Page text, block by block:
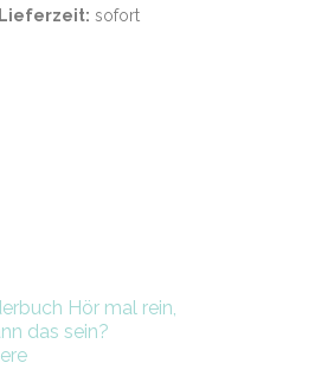
Lieferzeit: sofort